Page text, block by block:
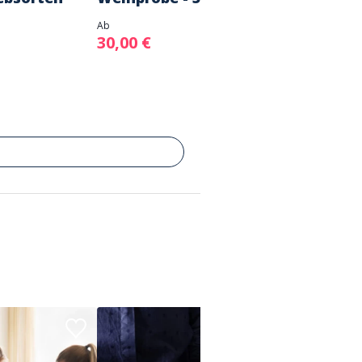
Ab
30,00 €